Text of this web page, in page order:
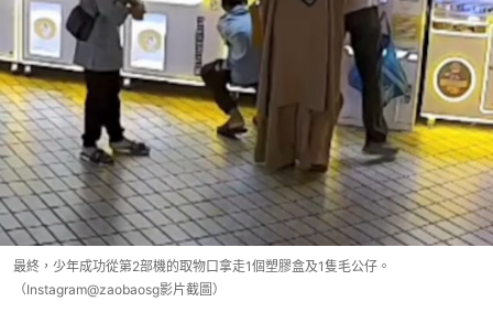
最終，少年成功從第2部機的取物口拿走1個塑膠盒及1隻毛公仔。
（Instagram@zaobaosg影片截圖）